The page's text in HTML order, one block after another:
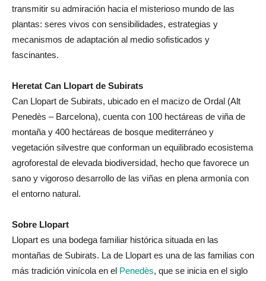
transmitir su admiración hacia el misterioso mundo de las
plantas: seres vivos con sensibilidades, estrategias y
mecanismos de adaptación al medio sofisticados y
fascinantes.
Heretat Can Llopart de Subirats
Can Llopart de Subirats, ubicado en el macizo de Ordal (Alt
Penedès – Barcelona), cuenta con 100 hectáreas de viña de
montaña y 400 hectáreas de bosque mediterráneo y
vegetación silvestre que conforman un equilibrado ecosistema
agroforestal de elevada biodiversidad, hecho que favorece un
sano y vigoroso desarrollo de las viñas en plena armonía con
el entorno natural.
Sobre Llopart
Llopart es una bodega familiar histórica situada en las
montañas de Subirats. La de Llopart es una de las familias con
más tradición vinícola en el Penedès, que se inicia en el siglo